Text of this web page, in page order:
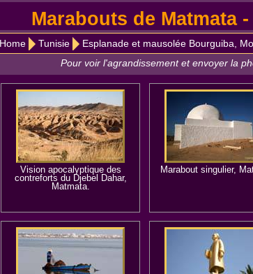
Marabouts de Matmata
Home Tunisie Esplanade et mausolée Bourguiba,
Pour voir l'agrandissement et envoyer la
Vision apocalyptique des
contreforts du Djebel Dahar,
Matmata.
Marabout singulier,